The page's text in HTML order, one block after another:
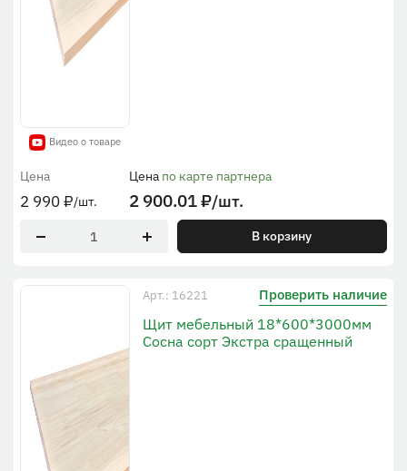
Видео о товаре
Цена
2 990₽/шт.
Цена по карте партнера
2 900.01₽/шт.
В корзину
Арт.: 16221 Проверить наличие
Щит мебельный 18*600*3000мм
Сосна сорт Экстра сращенный